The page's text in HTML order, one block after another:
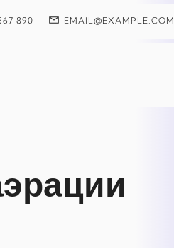
890 EMAIL@EXAMPLE.COM